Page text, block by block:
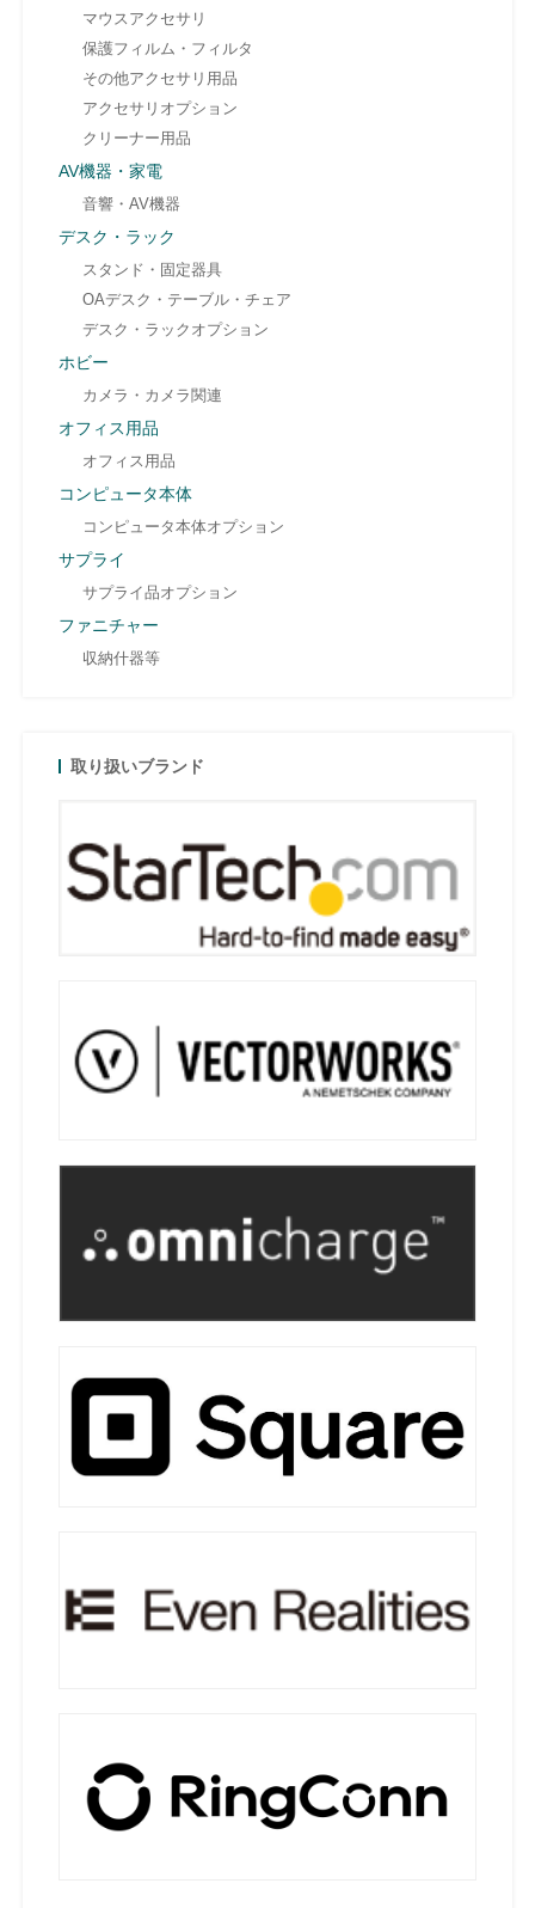
マウスアクセサリ
保護フィルム・フィルタ
その他アクセサリ用品
アクセサリオプション
クリーナー用品
AV機器・家電
音響・AV機器
デスク・ラック
スタンド・固定器具
OAデスク・テーブル・チェア
デスク・ラックオプション
ホビー
カメラ・カメラ関連
オフィス用品
オフィス用品
コンピュータ本体
コンピュータ本体オプション
サプライ
サプライ品オプション
ファニチャー
収納什器等
取り扱いブランド